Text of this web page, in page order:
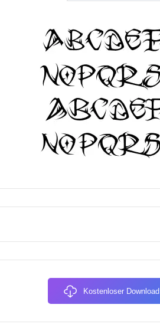
Kostenloser Download